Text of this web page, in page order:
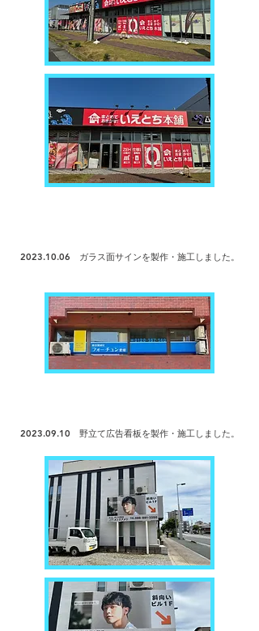
2023.10.06 ガラス面サインを製作・ 施工しました。
2023.09.10 野立て広告看板を製作・ 施工しました。